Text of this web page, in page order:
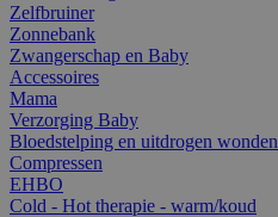
Zelfbruiner
Zonnebank
Zwangerschap en Baby
Accessoires
Mama
Verzorging Baby
Bloedstelping en uitdrogen wonden
Compressen
EHBO
Cold - Hot therapie - warm/koud